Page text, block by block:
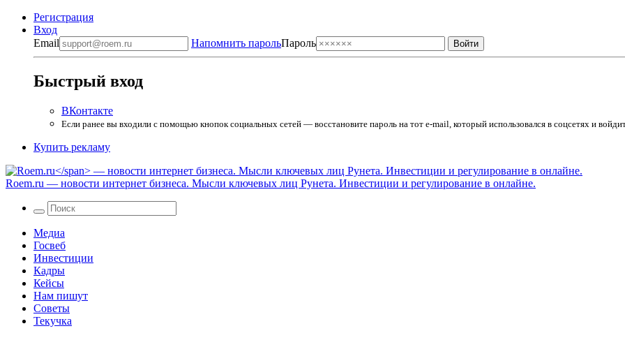
Регистрация
Вход
Email
Напомнить парольПароль
Быстрый вход
ВКонтакте
Если ранее вы входили с помощью кнопок социальных сетей — восстановите пароль на тот e-mail, который использовался в соцсетях и
Купить рекламу
Roem.ru — новости интернет бизнеса. Мысли ключевых лиц Рунета. Инвестиции и регулирование в онлайне.
Медиа
Госвеб
Инвестиции
Кадры
Кейсы
Нам пишут
Советы
Текучка